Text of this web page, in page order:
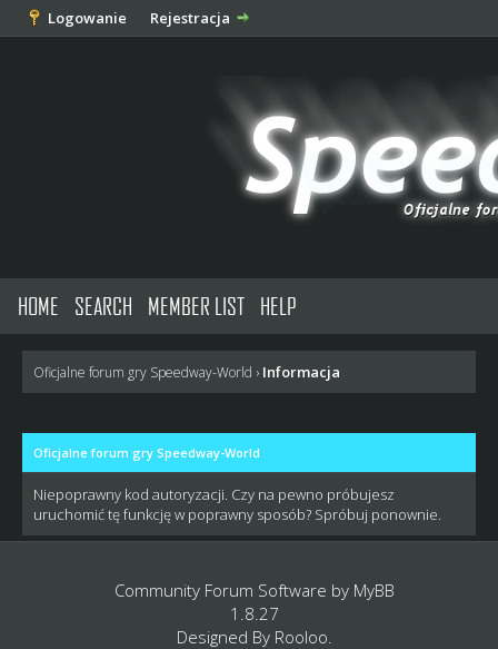
Logowanie Rejestracja
HOME SEARCH MEMBER LIST HELP
Oficjalne forum gry Speedway-World › Informacja
Oficjalne forum gry Speedway-World
Niepoprawny kod autoryzacji. Czy na pewno próbujesz
uruchomić tę funkcję w poprawny sposób? Spróbuj ponownie.
Community Forum Software by MyBB
1.8.27
Designed By Rooloo.